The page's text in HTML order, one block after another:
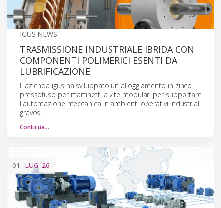
IGUS NEWS
TRASMISSIONE INDUSTRIALE IBRIDA CON
COMPONENTI POLIMERICI ESENTI DA
LUBRIFICAZIONE
L'azienda igus ha sviluppato un alloggiamento in zinco
pressofuso per martinetti a vite modulari per supportare
l'automazione meccanica in ambienti operativi industriali
gravosi.
Continua…
01 LUG'26